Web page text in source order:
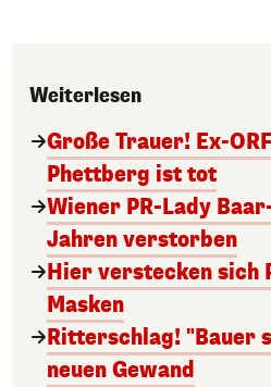
Weiterlesen
Große Trauer! Ex-
Phettberg ist tot
Wiener PR-Lady
Jahren verstorben
Hier verstecken sich
Masken
Ritterschlag! "Bauer
neuen Gewand